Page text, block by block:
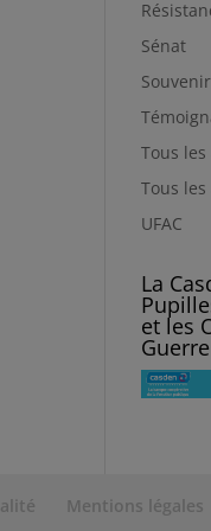
Sénat
Tous
Tous
UFAC
La
et les
Guerre
Mentions légales